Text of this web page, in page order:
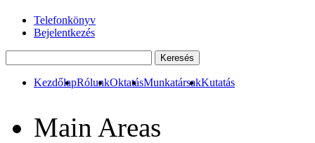
Telefonkönyv
Bejelentkezés
KezdőlapRólunkOktatásMunkatársakKutatás
Main Areas